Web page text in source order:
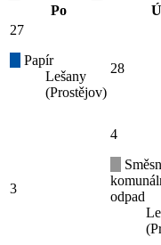
Po
27
Papír
Lešany
(Prostějov)
28
3
4
odpad